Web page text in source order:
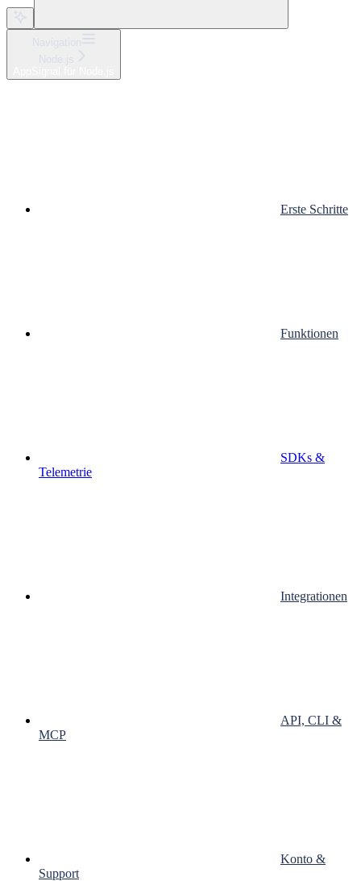
Erste Schritte
Funktionen
SDKs &
Telemetrie
Integrationen
API, CLI &
MCP
Konto &
Support